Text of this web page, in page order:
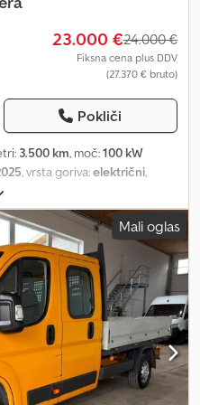
23.000 €24.000 €
Fiksna cena plus DDV
(27.370 € bruto)
Pokliči
3.500 km, moč:100 kW
, vrsta goriva:električni,
samodejen, emisijski
, Oprema:ABS, airbag, centralno
program stabilnosti (ESP),
nadzor oprijema, parkirni
sistem za
* Analogna vzvratna kamera
bela barva * Tla in stranske
(PP) * Vgradni polnilnik 11 kW
Curitiba antracit * Zimski
Mali oglas